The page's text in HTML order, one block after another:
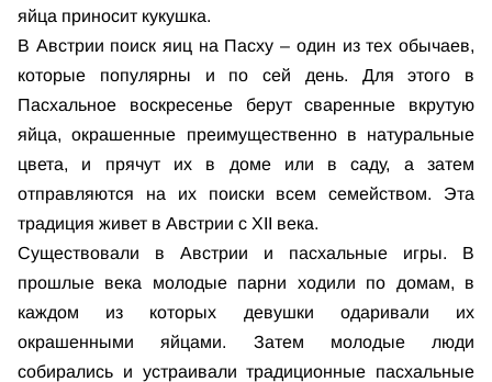
яйца приносит кукушка.
В Австрии поиск яиц на Пасху – один из тех обычаев,
которые популярны и по сей день. Для этого в
Пасхальное воскресенье берут сваренные вкрутую
яйца, окрашенные преимущественно в натуральные
цвета, и прячут их в доме или в саду, а затем
отправляются на их поиски всем семейством. Эта
традиция живет в Австрии с XII века.
Существовали в Австрии и пасхальные игры. В
прошлые века молодые парни ходили по домам, в
каждом из которых девушки одаривали их
окрашенными яйцами. Затем молодые люди
собирались и устраивали традиционные пасхальные